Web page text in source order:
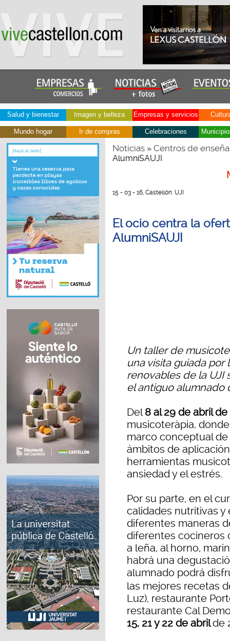
Salud y bienestar Imagen y belleza Empresas y servicios
Mundo hogar Ir de compras Celebraciones
Noticias» Centros de
AlumniSAUJI
15 - 03 - 16, Castellón. UJI
El ocio centra la
AlumniSAUJI
Un taller de
una visita guiada por
renovables de la UJI
el antiguo alumnado
Del8 al 29 de abril
musicoteràpia,
marco conceptual
ámbitos de
herramientas
ansiedad y el estrés.
Por su parte, en el
calidades nutritivas y
diferentes maneras
diferentes cocineros
a leña, al horno,
habrá una
alumnado podrá
las mejores recetas
Luz), restaurante
restaurante Cal
15, 21 y 22 de abrilde